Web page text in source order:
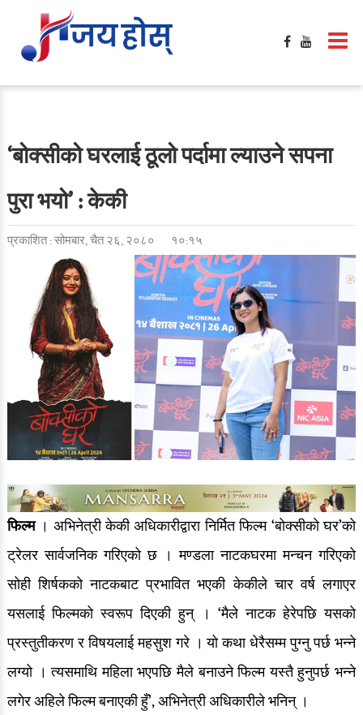
‘बोक्सीको घरलाई ठूलो पर्दामा ल्याउने सपना
पुरा भयो’ : केकी
प्रकाशित : सोमबार, चैत २६, २०८० १०:१५
फिल्म। अभिनेत्री केकी अधिकारीद्वारा निर्मित फिल्म ‘बोक्सीको घर’को
ट्रेलर सार्वजनिक गरिएको छ । मण्डला नाटकघरमा मन्चन गरिएको
सोही शिर्षकको नाटकबाट प्रभावित भएकी केकीले चार वर्ष लगाएर
यसलाई फिल्मको स्वरूप दिएकी हुन् । ‘मैले नाटक हेरेपछि यसको
प्रस्तुतीकरण र विषयलाई महसुश गरे । यो कथा धेरैसम्म पुग्नु पर्छ भन्ने
लग्यो । त्यसमाथि महिला भएपछि मैले बनाउने फिल्म यस्तै हुनुपर्छ भन्ने
लगेर अहिले फिल्म बनाएकी हुँ’, अभिनेत्री अधिकारीले भनिन् ।